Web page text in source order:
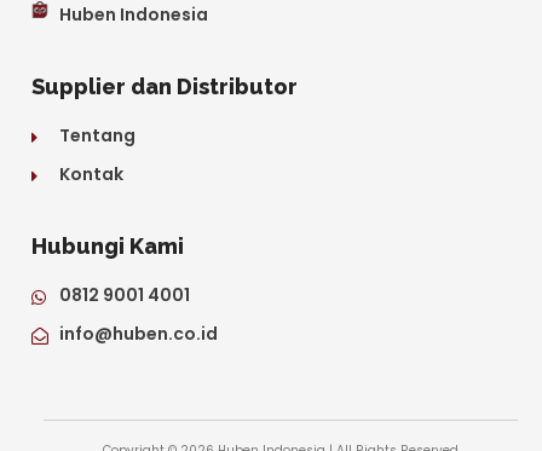
Huben Indonesia
Supplier dan Distributor
Tentang
Kontak
Hubungi Kami
0812 9001 4001
info@huben.co.id